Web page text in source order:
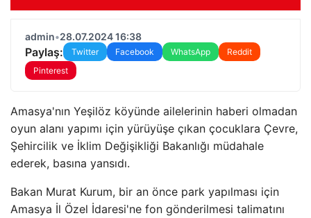
admin•28.07.2024 16:38
Paylaş: Twitter Facebook WhatsApp
Reddit
Pinterest
Amasya'nın Yeşilöz köyünde ailelerinin haberi olmadan
oyun alanı yapımı için yürüyüşe çıkan çocuklara Çevre,
Şehircilik ve İklim Değişikliği Bakanlığı müdahale
ederek, basına yansıdı.
Bakan Murat Kurum, bir an önce park yapılması için
Amasya İl Özel İdaresi'ne fon gönderilmesi talimatını